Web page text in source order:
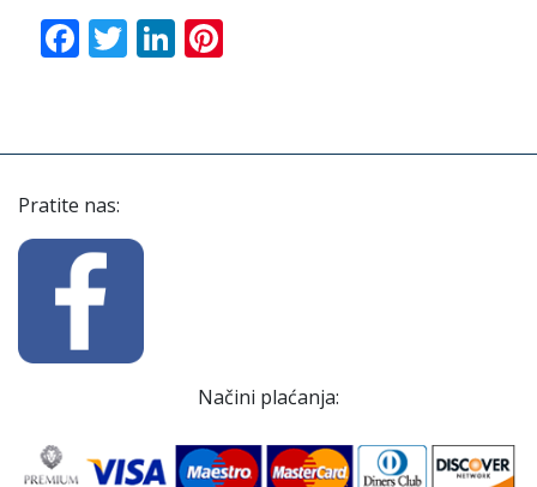
Facebook
TwitterLinkedIn
Pratite nas:
Načini plaćanja: